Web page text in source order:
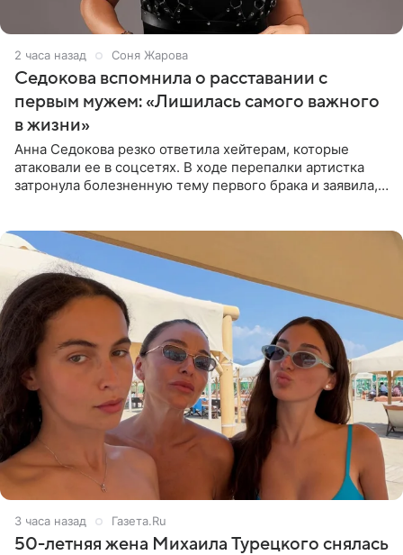
2 часа назад Соня Жарова
Седокова вспомнила о расставании с
первым мужем: «Лишилась самого важного
в жизни»
Анна Седокова резко ответила хейтерам, которые
атаковали ее в соцсетях. В ходе перепалки артистка
затронула болезненную тему первого брака и заявила,
3 часа назад Газета.Ru
50-летняя жена Михаила Турецкого снялась